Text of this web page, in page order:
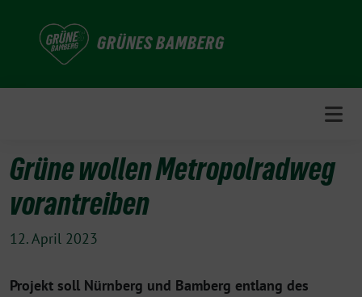
GRÜNES BAMBERG
Grüne wollen Metropolradweg
vorantreiben
12. April 2023
Projekt soll Nürnberg und Bamberg entlang des